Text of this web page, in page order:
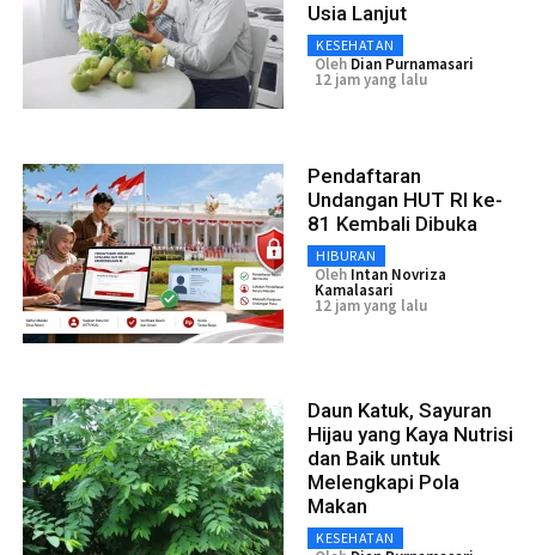
Usia Lanjut
KESEHATAN
Oleh Dian Purnamasari
12 jam yang lalu
Pendaftaran
Undangan HUT RI ke-
81 Kembali Dibuka
HIBURAN
Oleh Intan Novriza
Kamalasari
12 jam yang lalu
Daun Katuk, Sayuran
Hijau yang Kaya Nutrisi
dan Baik untuk
Melengkapi Pola
Makan
KESEHATAN